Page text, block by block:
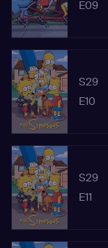
E09
S29
E10
S29
E11